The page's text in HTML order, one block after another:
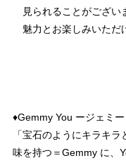
見られることがござい
魅力とお楽しみいただ
♦︎Gemmy You ージェミ
「宝石のようにキラキ
味を持つ＝Gemmy に、